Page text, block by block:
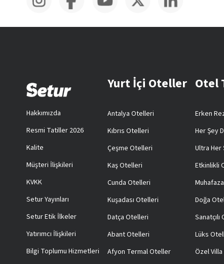
Hakkımızda
Resmi Tatiller 2026
Kalite
Müşteri İlişkileri
KVKK
Setur Yayınları
Setur Etik İlkeler
Yatırımcı İlişkileri
Bilgi Toplumu Hizmetleri
Yurt İçi Oteller
Antalya Otelleri
Kıbrıs Otelleri
Çeşme Otelleri
Kaş Otelleri
Cunda Otelleri
Kuşadası Otelleri
Datça Otelleri
Abant Otelleri
Afyon Termal Oteller
Otel
Erken
Her Şey
Ultra Her
Etkinlikli
Doğa
Lüks
Özel